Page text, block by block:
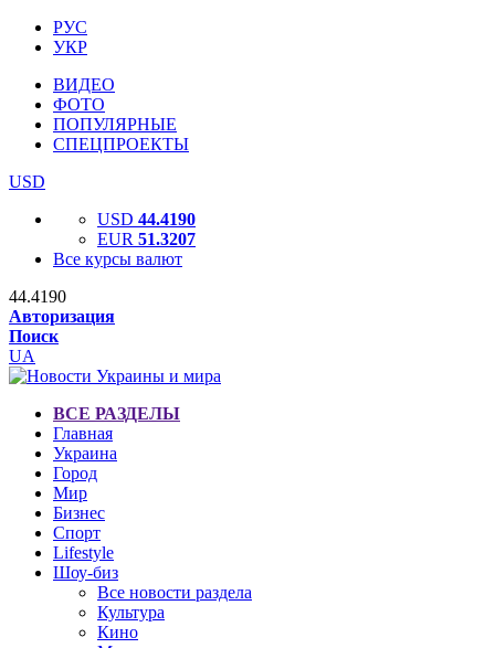
РУС
УКР
ВИДЕО
ФОТО
ПОПУЛЯРНЫЕ
СПЕЦПРОЕКТЫ
USD
USD 44.4190
EUR 51.3207
Все курсы валют
44.4190
Авторизация
Поиск
UA
ВСЕ РАЗДЕЛЫ
Главная
Украина
Город
Мир
Бизнес
Спорт
Lifestyle
Шоу-биз
Все новости раздела
Культура
Кино